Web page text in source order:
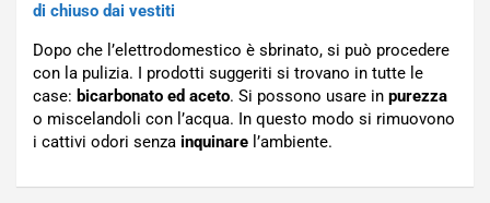
di chiuso dai vestiti
Dopo che l’elettrodomestico è sbrinato, si può procedere
con la pulizia. I prodotti suggeriti si trovano in tutte le
case: bicarbonato ed aceto. Si possono usare in purezza
o miscelandoli con l’acqua. In questo modo si rimuovono
i cattivi odori senza inquinare l’ambiente.